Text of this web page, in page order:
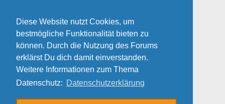
Diese Website nutzt Cookies, um
bestmögliche Funktionalität bieten zu
können. Durch die Nutzung des Forums
erklärst Du dich damit einverstanden.
Weitere Informationen zum Thema
Datenschutz: Datenschutzerklärung